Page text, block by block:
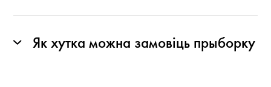
Як хутка можна замовіць прыборку